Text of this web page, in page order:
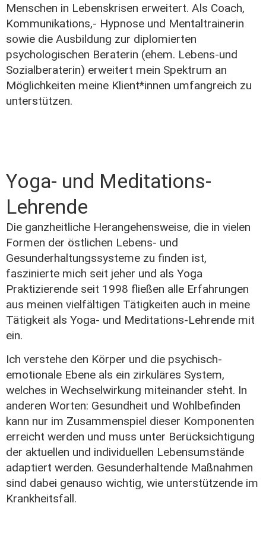
Menschen in Lebenskrisen erweitert. Als Coach,
Kommunikations,- Hypnose und Mentaltrainerin
sowie die Ausbildung zur diplomierten
psychologischen Beraterin (ehem. Lebens-und
Sozialberaterin) erweitert mein Spektrum an
Möglichkeiten meine Klient*innen umfangreich zu
unterstützen.
Yoga- und Meditations-
Lehrende
Die ganzheitliche Herangehensweise, die in vielen
Formen der östlichen Lebens- und
Gesunderhaltungssysteme zu finden ist,
faszinierte mich seit jeher und als Yoga
Praktizierende seit 1998 fließen alle Erfahrungen
aus meinen vielfältigen Tätigkeiten auch in meine
Tätigkeit als Yoga- und Meditations-Lehrende mit
ein.
Ich verstehe den Körper und die psychisch-
emotionale Ebene als ein zirkuläres System,
welches in Wechselwirkung miteinander steht. In
anderen Worten: Gesundheit und Wohlbefinden
kann nur im Zusammenspiel dieser Komponenten
erreicht werden und muss unter Berücksichtigung
der aktuellen und individuellen Lebensumstände
adaptiert werden. Gesunderhaltende Maßnahmen
sind dabei genauso wichtig, wie unterstützende im
Krankheitsfall.